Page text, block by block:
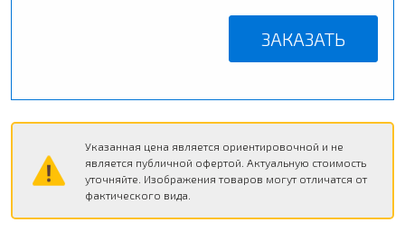
ЗАКАЗАТЬ
Указанная цена является ориентировочной и не
является публичной офертой. Актуальную стоимость
уточняйте. Изображения товаров могут отличатся от
фактического вида.